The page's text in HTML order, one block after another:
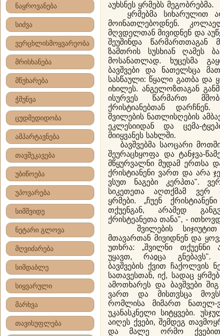
ნაყროვანება
სიძვა
ვერცხლისმოყვარეობა
მრისხანება
მწუხარება
ჭმუნვა
ცუდმედიდობა
ამპარტავნება
თავშეკავება
უბიწოება
უპოვარება
სიმშვიდე
ნეტარი გლოვა
მღვიძარება
სიმდაბლე
სიყვარული
მარხვა
თავისუფლება
აუხსნეს ყრმებს მეგობრებმა.
ყრმებმა სიხარულით
მოინათლებოდნენ.
მღვდელთან მივიდნენ და
შეუშინდა
ზამთრის სუსხიან ღამეს
მოსანათლად. ხუცესმა
ბავშვები და ნათელსცა
სასწაული: წყალი გათბა და
იხილეს. ანგელოზთაგან
ისურვეს წარმართ
ქრისტიანებთან
შვილების ნათლისღების
ეკლესიიდან და ცემა-
მიიყვანეს სახლში.
ბავშვებმა საოცარი
შეურაცხყოფა და ტანჯვა-
მწყურვალნი მუდამ ერთსა
ქრისტიანენი ვართ და არა
ვსუთ ნაგები კერპთა".
სიკეთეთა აღთქმამ ვერ
ყრმები. „ჩუენ
თქუენგან, არამედ
ქრისტეანეთა თანა", -
შვილების სიჯიუტით
მთავართან მივიდნენ და
უთხრა: „შვილნი თქუენნი
უყავთ, რაჲცა გნებავს".
ბავშვების ქვით ჩაქოლვის
სათავესთან, იქ, სადაც
ამოთხარეს და ბავშვები შიგ
ვართ და მისთჳსცა
რომლისა მიმართ
უკანასკნელი სიტყვები.
აიღეს ქვები, შემდეგ
და მალე ორმო ქვებით